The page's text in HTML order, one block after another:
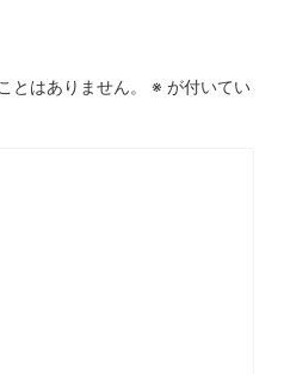
とはありません。 ※ が付いてい